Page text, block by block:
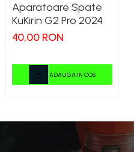
Aparatoare Spate
KuKirin G2 Pro 2024
40,00 RON
ADAUGA IN COS